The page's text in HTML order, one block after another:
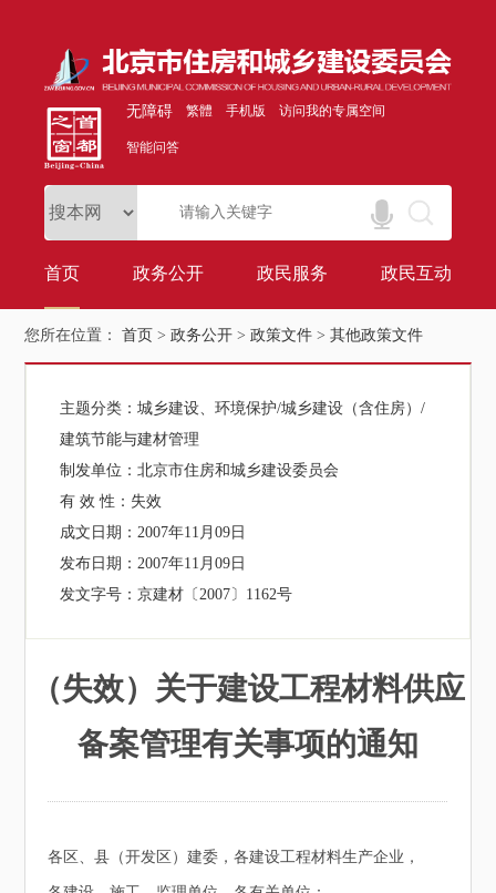
无障碍 繁體 手机版 访问我的专属空间
智能问答
首页 政务公开 政民服务 政民互动
您所在位置：首页 >政务公开 >政策文件 >其他政策文件
主题分类：城乡建设、环境保护/城乡建设（含住房）/
建筑节能与建材管理
制发单位：北京市住房和城乡建设委员会
有 效 性： 失效
成文日期：2007年11月09日
发布日期：2007年11月09日
发文字号：京建材〔2007〕1162号
（失效）关于建设工程材料供应
备案管理有关事项的通知
各区、县（开发区）建委，各建设工程材料生产企业，